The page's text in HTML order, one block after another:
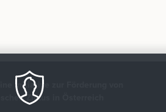
Initiative zur Förderung von
Zirkus in Österreich